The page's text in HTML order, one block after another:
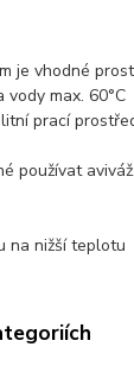
je vhodné
max. 60°C
prací
používat
na nižší teplotu